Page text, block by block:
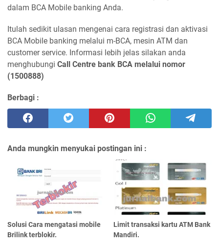
dalam BCA Mobile banking Anda.
Itulah sedikit ulasan mengenai cara registrasi dan aktivasi
BCA Mobile banking melalui m-BCA, mesin ATM dan
customer service. Informasi lebih jelas silakan anda
menghubungi Call Centre bank BCA melalui nomor
(1500888)
Berbagi :
Anda mungkin menyukai postingan ini :
Solusi Cara mengatasi mobile
Brilink terblokir.
Limit transaksi kartu ATM Bank
Mandiri.